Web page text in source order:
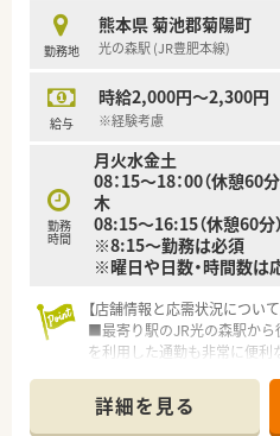
取得も可能です。
<患者様への取り組み>
ると共に患者様の待機時間を
勤務地
熊本県 菊池郡菊陽町
光の森駅 (JR豊肥本線)
給与
時給2,000円～2,300円
※経験考慮
勤務
時間
月火水金土
08：15～18：00（休憩60分
木
08:15～16:15（休憩60分）
※8:15～勤務は必須
※曜日や日数・時間数は
【店舗情報と応需状況について
■最寄り駅のJR光の森駅から
を利用した通勤も非常に便利
一人ひとりの患者様に丁寧な
■現在は正社員薬剤師1名と
詳細を見る